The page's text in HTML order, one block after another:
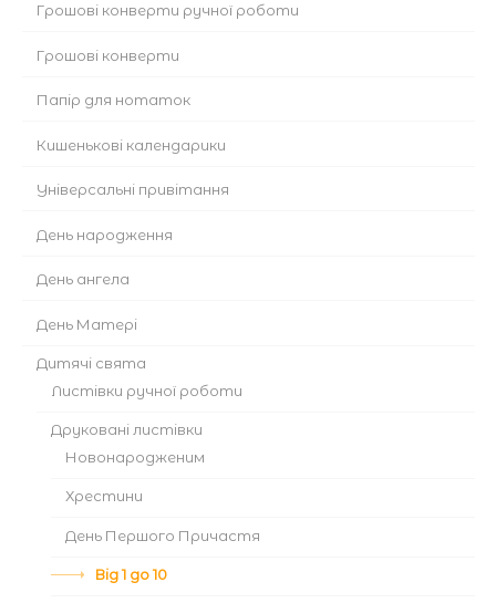
Грошові конверти ручної роботи
Грошові конверти
Папір для нотаток
Кишенькові календарики
Універсальні привітання
День народження
День ангела
День Матері
Дитячі свята
Листівки ручної роботи
Друковані листівки
Новонародженим
Хрестини
День Першого Причастя
Від 1 до 10